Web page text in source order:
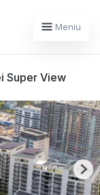
Meniu
Super View